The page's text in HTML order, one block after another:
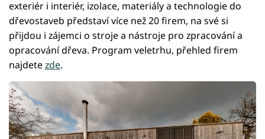
exteriér i interiér, izolace, materiály a technologie do
dřevostaveb představí více než 20 firem, na své si
přijdou i zájemci o stroje a nástroje pro zpracování a
opracování dřeva. Program veletrhu, přehled firem
najdetezde.